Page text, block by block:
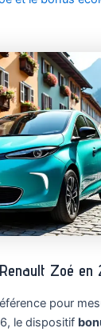
Zoé en
pour
le dispositif